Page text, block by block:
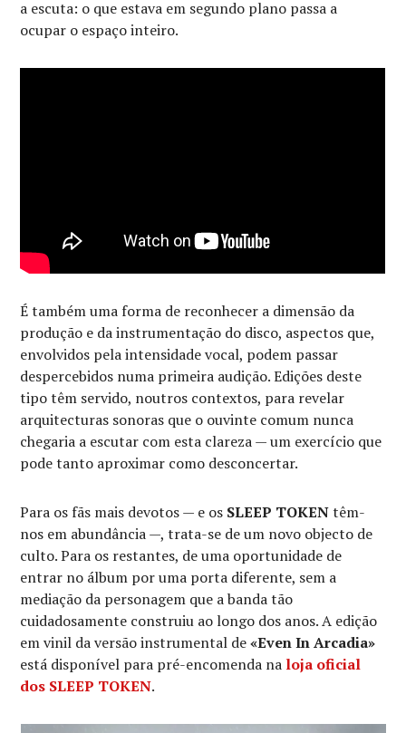
a escuta: o que estava em segundo plano passa a
ocupar o espaço inteiro.
É também uma forma de reconhecer a dimensão da
produção e da instrumentação do disco, aspectos que,
envolvidos pela intensidade vocal, podem passar
despercebidos numa primeira audição. Edições deste
tipo têm servido, noutros contextos, para revelar
arquitecturas sonoras que o ouvinte comum nunca
chegaria a escutar com esta clareza — um exercício que
pode tanto aproximar como desconcertar.
Para os fãs mais devotos — e os SLEEP TOKENtêm-
nos em abundância —, trata-se de um novo objecto de
culto. Para os restantes, de uma oportunidade de
entrar no álbum por uma porta diferente, sem a
mediação da personagem que a banda tão
cuidadosamente construiu ao longo dos anos. A edição
em vinil da versão instrumental de«Even In Arcadia»
está disponível para pré-encomenda na loja oficial
dos SLEEP TOKEN.